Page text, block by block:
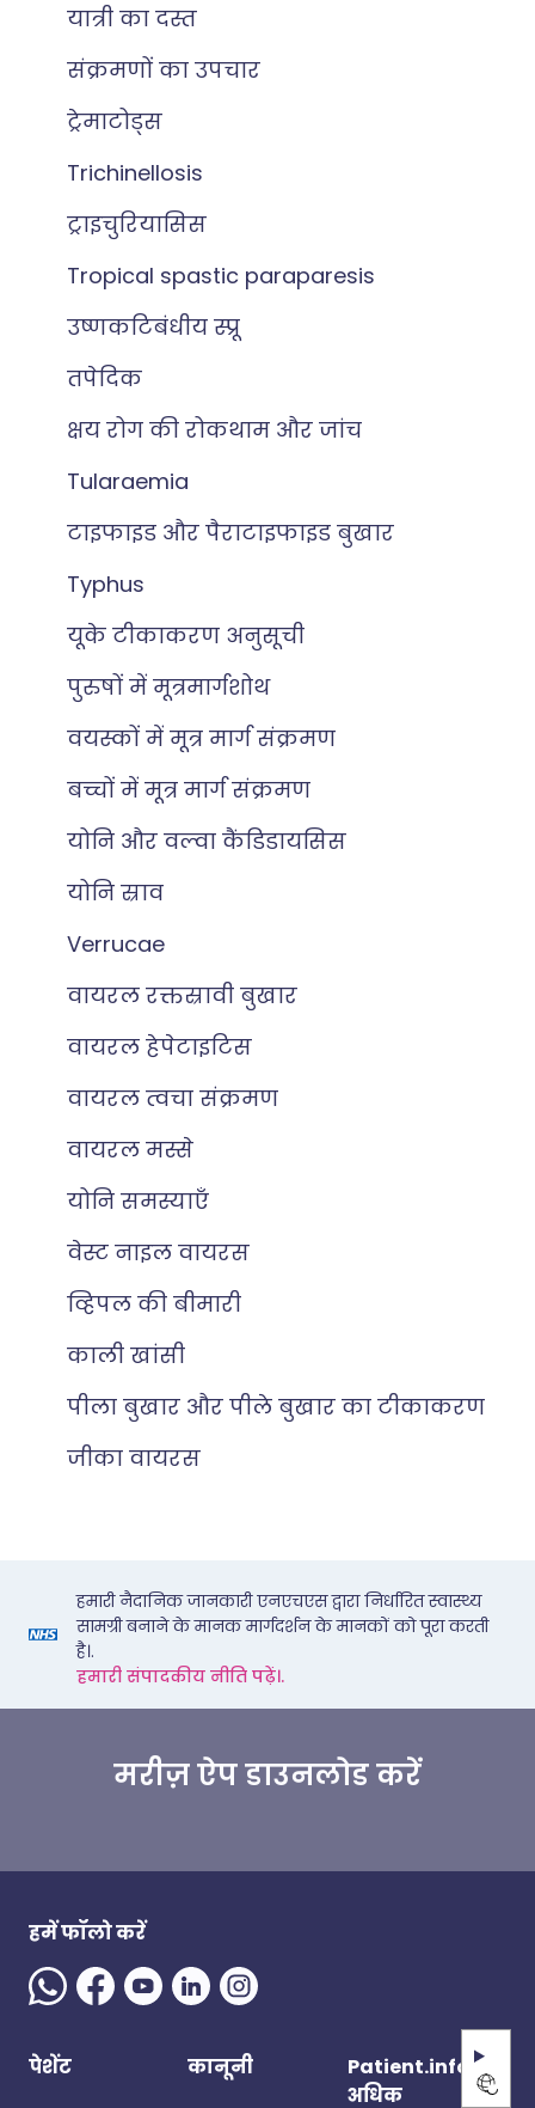
यात्री का दस्त
संक्रमणों का उपचार
ट्रेमाटोड्स
Trichinellosis
ट्राइचुरियासिस
Tropical spastic paraparesis
उष्णकटिबंधीय स्प्रू
तपेदिक
क्षय रोग की रोकथाम और जांच
Tularaemia
टाइफाइड और पैराटाइफाइड बुखार
Typhus
यूके टीकाकरण अनुसूची
पुरुषों में मूत्रमार्गशोथ
वयस्कों में मूत्र मार्ग संक्रमण
बच्चों में मूत्र मार्ग संक्रमण
योनि और वल्वा कैंडिडायसिस
योनि स्राव
Verrucae
वायरल रक्तस्रावी बुखार
वायरल हेपेटाइटिस
वायरल त्वचा संक्रमण
वायरल मस्से
योनि समस्याएँ
वेस्ट नाइल वायरस
व्हिपल की बीमारी
काली खांसी
पीला बुखार और पीले बुखार का टीकाकरण
जीका वायरस
हमारी नैदानिक जानकारी एनएचएस द्वारा निर्धारित स्वास्थ्य
सामग्री बनाने के मानक मार्गदर्शन के मानकों को पूरा करती
है।.
हमारी संपादकीय नीति पढ़ें।.
मरीज़ ऐप डाउनलोड करें
हमें फॉलो करें
पेशेंट कानूनी
Patient.info से
अधिक